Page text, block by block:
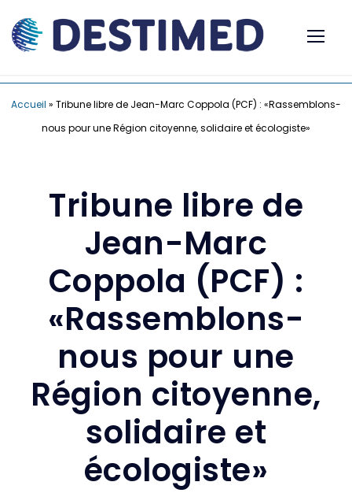
Accueil » Tribune libre de Jean-Marc Coppola (PCF) : «Rassemblons-
nous pour une Région citoyenne, solidaire et écologiste»
Tribune libre de
Jean-Marc
Coppola (PCF) :
«Rassemblons-
nous pour une
Région citoyenne,
solidaire et
écologiste»